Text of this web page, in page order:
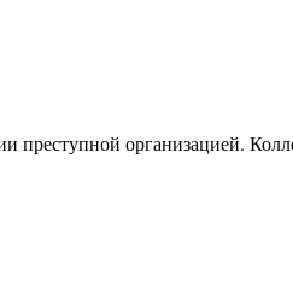
преступной организацией.